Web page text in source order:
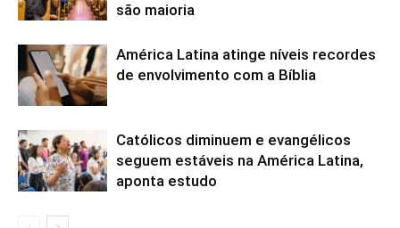
são maioria
América Latina atinge níveis recordes
de envolvimento com a Bíblia
Católicos diminuem e evangélicos
seguem estáveis na América Latina,
aponta estudo